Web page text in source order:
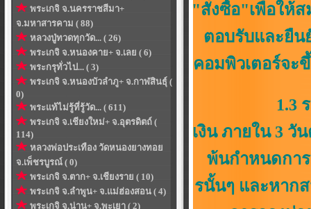
พระเกจิ จ.นครราชสีมา+
จ.มหาสารคาม ( 88)
หลวงปู่ทวดทุกวัด... ( 26)
พระเกจิ จ.หนองคาย+ จ.เลย ( 6)
พระกรุทั่วไป... ( 3)
พระเกจิ จ.หนองบัวลำภู+ จ.กาฬสินธุ์ (
0)
พระแท้ไม่รู้ที่รู้วัด... ( 611)
พระเกจิ จ.เชียงใหม่+ จ.อุตรดิตถ์ (
114)
หลวงพ่อประเทือง วัดหนองยางทอย
จ.เพ็ชรบูรณ์ ( 0)
พระเกจิ จ.ตาก+ จ.เชียงราย ( 10)
พระเกจิ จ.ลำพูน+ จ.แม่ฮ่องสอน ( 4)
พระเกจิ จ.น่าน+ จ.พะเยา ( 2)
"สั่งซื้อ"เพื่อให้ส
ตอบรับและยืน
คอมพิวเตอร์จะ
1.3 ระยะเ
เงิน ภายใน 3 วั
พ้นกำหนดการ
รนั้นๆ และหาก